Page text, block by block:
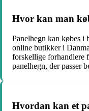
Hvor kan man
Panelhegn kan købes i
online butikker i
forskellige forhandlere
panelhegn, der passer
Hvordan kan et